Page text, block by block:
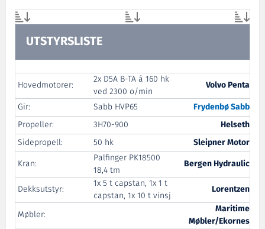
UTSTYRSLISTE
Hovedmotorer:
2x D5A B-TA á 160 hk
ved 2300 o/min
Volvo Penta
Gir:
Sabb HVP65
Frydenbø Sabb
Propeller:
3H70-900
Helseth
Sidepropell:
50 hk
Sleipner Motor
Kran:
Palfinger PK18500
18,4 tm
Bergen Hydraulic
Dekksutstyr:
1x 5 t capstan, 1x 1 t
capstan, 1x 10 t vinsj
Lorentzen
Møbler:
Maritime
Møbler/Ekornes